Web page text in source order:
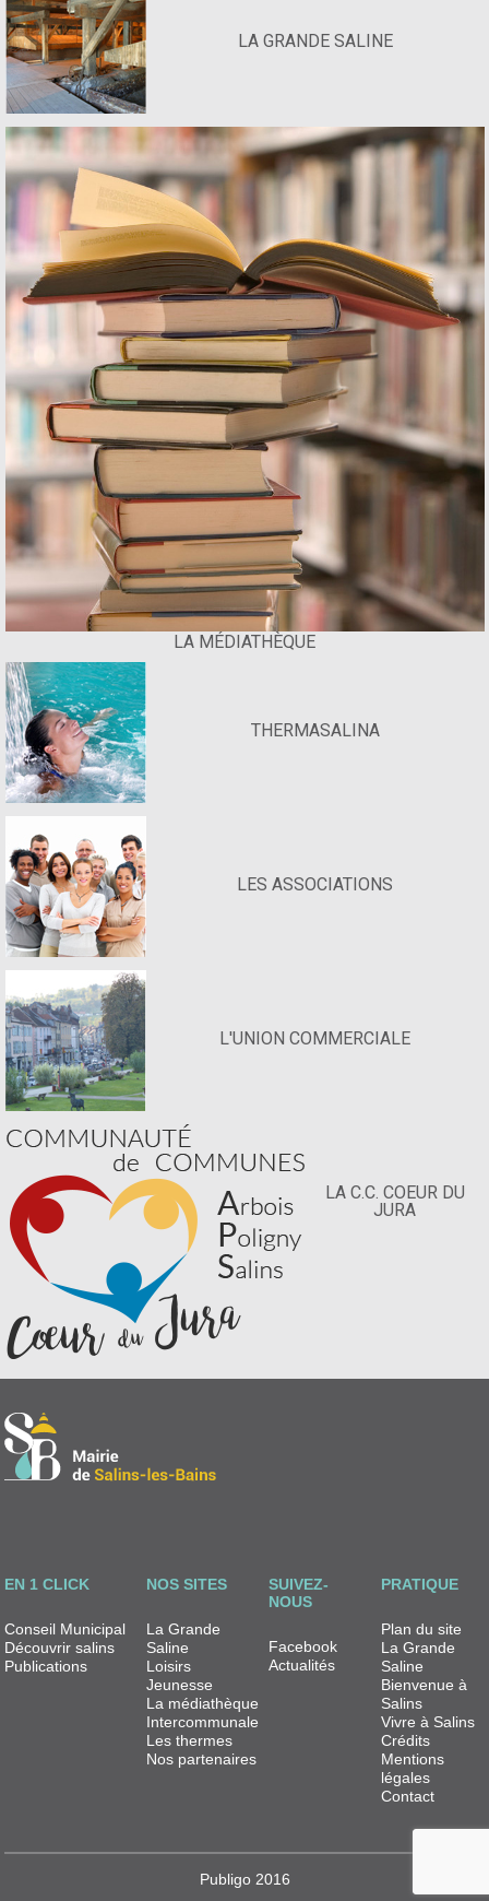
LA GRANDE SALINE
LA MÉDIATHÈQUE
THERMASALINA
LES ASSOCIATIONS
L'UNION COMMERCIALE
LA C.C. COEUR DU
JURA
EN 1 CLICK
Conseil Municipal
Découvrir salins
Publications
NOS SITES
La Grande
Saline
Loisirs
Jeunesse
La médiathèque
Intercommunale
Les thermes
Nos partenaires
SUIVEZ-
NOUS
Facebook
Actualités
PRATIQUE
Plan du site
La Grande
Saline
Bienvenue à
Salins
Vivre à Salins
Crédits
Mentions
légales
Contact
Publigo 2016